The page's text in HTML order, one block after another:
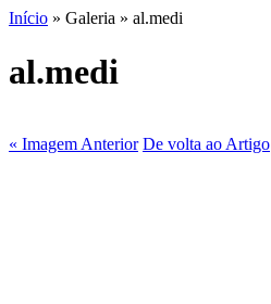
Início » Galeria » al.medi
al.medi
« Imagem Anterior De volta ao Artigo